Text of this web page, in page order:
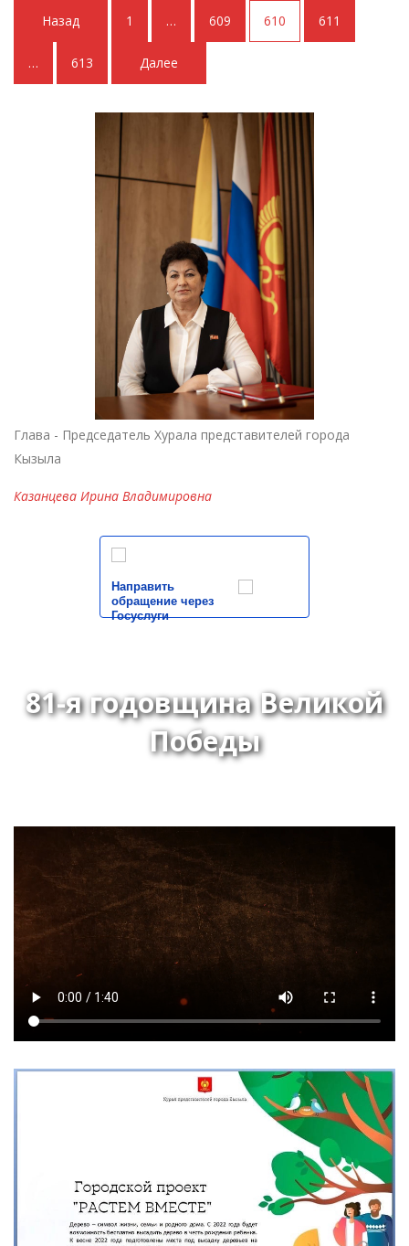
Пагинация
записей
Назад 1 … 609 610 611
… 613 Далее
Глава - Председатель Хурала представителей города
Кызыла
Казанцева Ирина Владимировна
Направить
обращение через
Госуслуги
81-я годовщина Великой
Победы